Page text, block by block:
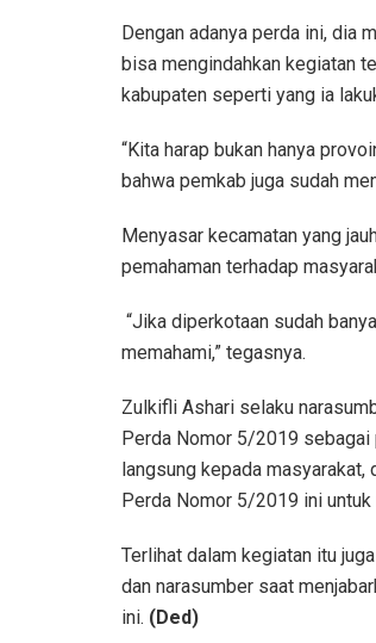
Dengan adanya perda ini, dia
bisa mengindahkan kegiatan
kabupaten seperti yang ia
“Kita harap bukan hanya
bahwa pemkab juga sudah
Menyasar kecamatan yang
pemahaman terhadap
“Jika diperkotaan sudah
memahami,” tegasnya.
Zulkifli Ashari selaku
Perda Nomor 5/2019 sebagai
langsung kepada
Perda Nomor 5/2019 ini untuk
Terlihat dalam kegiatan itu
dan narasumber saat
ini. (Ded)